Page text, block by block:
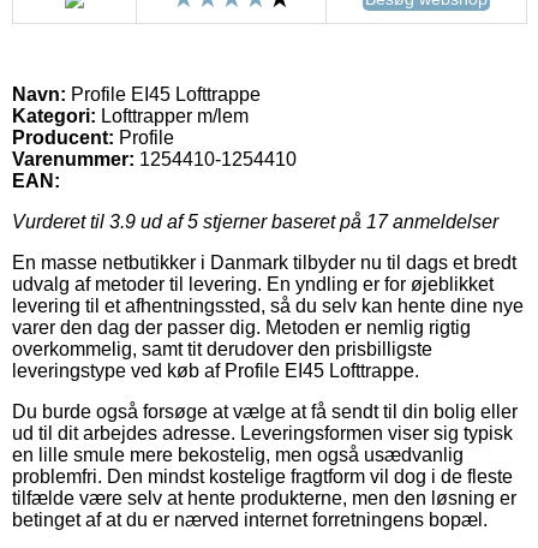
Navn: Profile EI45 Lofttrappe
Kategori: Lofttrapper m/lem
Producent: Profile
Varenummer: 1254410-1254410
EAN:
Vurderet til 3.9 ud af 5 stjerner baseret på 17anmeldelser
En masse netbutikker i Danmark tilbyder nu til dags et bredt
udvalg af metoder til levering. En yndling er for øjeblikket
levering til et afhentningssted, så du selv kan hente dine nye
varer den dag der passer dig. Metoden er nemlig rigtig
overkommelig, samt tit derudover den prisbilligste
leveringstype ved køb af Profile EI45 Lofttrappe.
Du burde også forsøge at vælge at få sendt til din bolig eller
ud til dit arbejdes adresse. Leveringsformen viser sig typisk
en lille smule mere bekostelig, men også usædvanlig
problemfri. Den mindst kostelige fragtform vil dog i de fleste
tilfælde være selv at hente produkterne, men den løsning er
betinget af at du er nærved internet forretningens bopæl.